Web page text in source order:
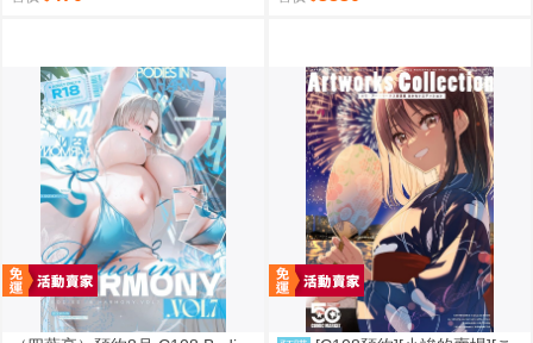
nhChu)抱き枕カバー(名探偵光之